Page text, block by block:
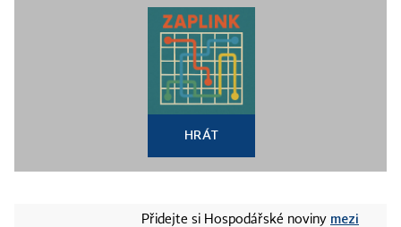
HRÁT
Přidejte si Hospodářské noviny mezi